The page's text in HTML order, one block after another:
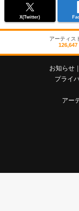
X(Twitter)
アーティス
126,647
お知らせ
プライ
アー